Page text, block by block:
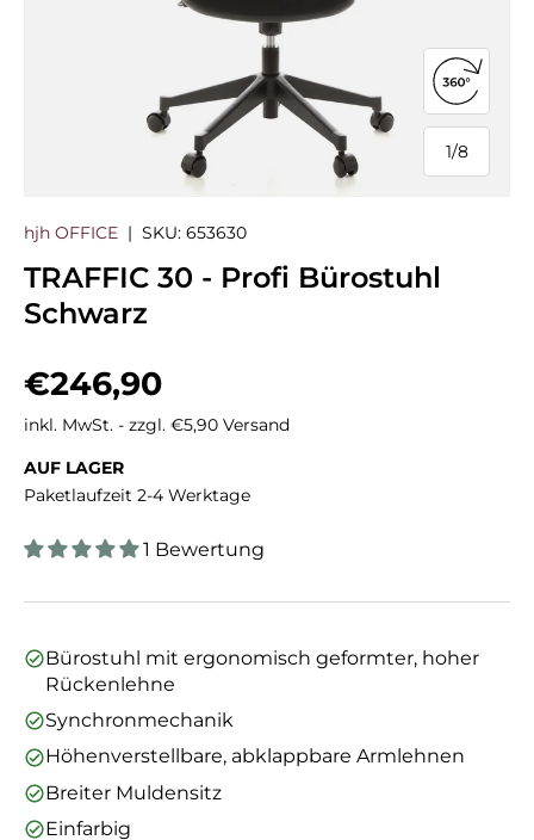
1/
von
8
360°-
hjh OFFICE | SKU: 653630
TRAFFIC 30 - Profi Bürostuhl
Schwarz
Normaler Preis
€246,90
inkl. MwSt. - zzgl. €5,90 Versand
AUF LAGER
Paketlaufzeit 2-4 Werktage
1 Bewertung
Bürostuhl mit ergonomisch geformter, hoher
Rückenlehne
Synchronmechanik
Höhenverstellbare, abklappbare Armlehnen
Breiter Muldensitz
Einfarbig